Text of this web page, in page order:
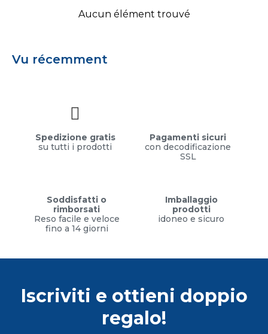
Aucun élément trouvé
Vu récemment
Spedizione gratis
su tutti i prodotti
Pagamenti sicuri
con decodificazione
SSL
Soddisfatti o
rimborsati
Reso facile e veloce
fino a 14 giorni
Imballaggio
prodotti
idoneo e sicuro
Iscriviti e ottieni doppio
regalo!